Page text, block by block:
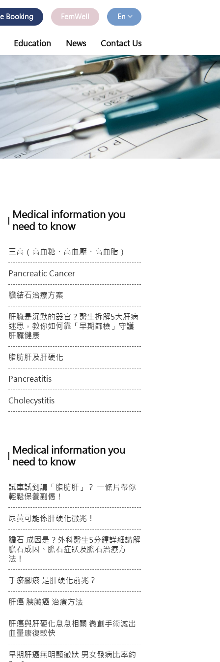
Booking FemWell En
Education News Contact Us
Medical information you
need to know
三高（高血糖、高血壓、高血脂）
Pancreatic Cancer
膽結石治療方案
肝臟是沉默的器官？醫生拆解5大肝病
迷思，教你如何靠「早期篩檢」守護
肝臟健康
脂肪肝及肝硬化
Pancreatitis
Cholecystitis
Medical information you
need to know
試車試到講「脂肪肝」？ 一條片帶你
輕鬆保養副偈！
尿黃可能係肝硬化徵兆！
膽石 成因是？外科醫生5分鐘詳細講解
膽石成因、膽石症狀及膽石治療方
法！
手瘀腳瘀 是肝硬化前兆？
肝癌 胰臟癌 治療方法
肝癌與肝硬化息息相關 微創手術減出
血量康復較快
早期肝癌無明顯徵狀 男女發病比率約